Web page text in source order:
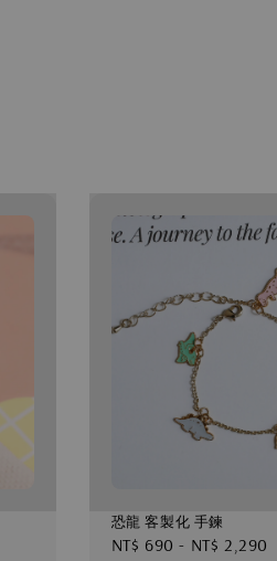
恐龍 客製化 手鍊
Regular
NT$ 690 - NT$ 2,290